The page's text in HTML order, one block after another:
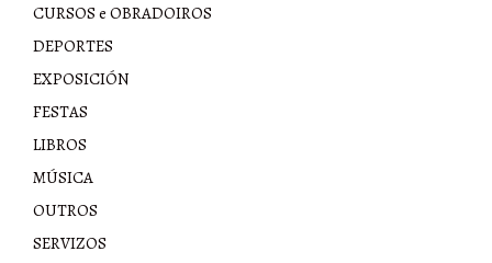
CURSOS e OBRADOIROS
DEPORTES
EXPOSICIÓN
FESTAS
LIBROS
MÚSICA
OUTROS
SERVIZOS